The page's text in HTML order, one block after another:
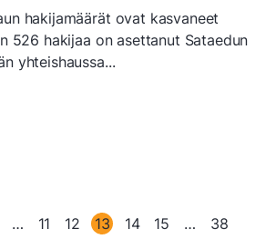
hakijamäärät ovat kasvaneet
526 hakijaa on asettanut Sataedun
yhteishaussa...
… 11 12 13 14 15 …
38